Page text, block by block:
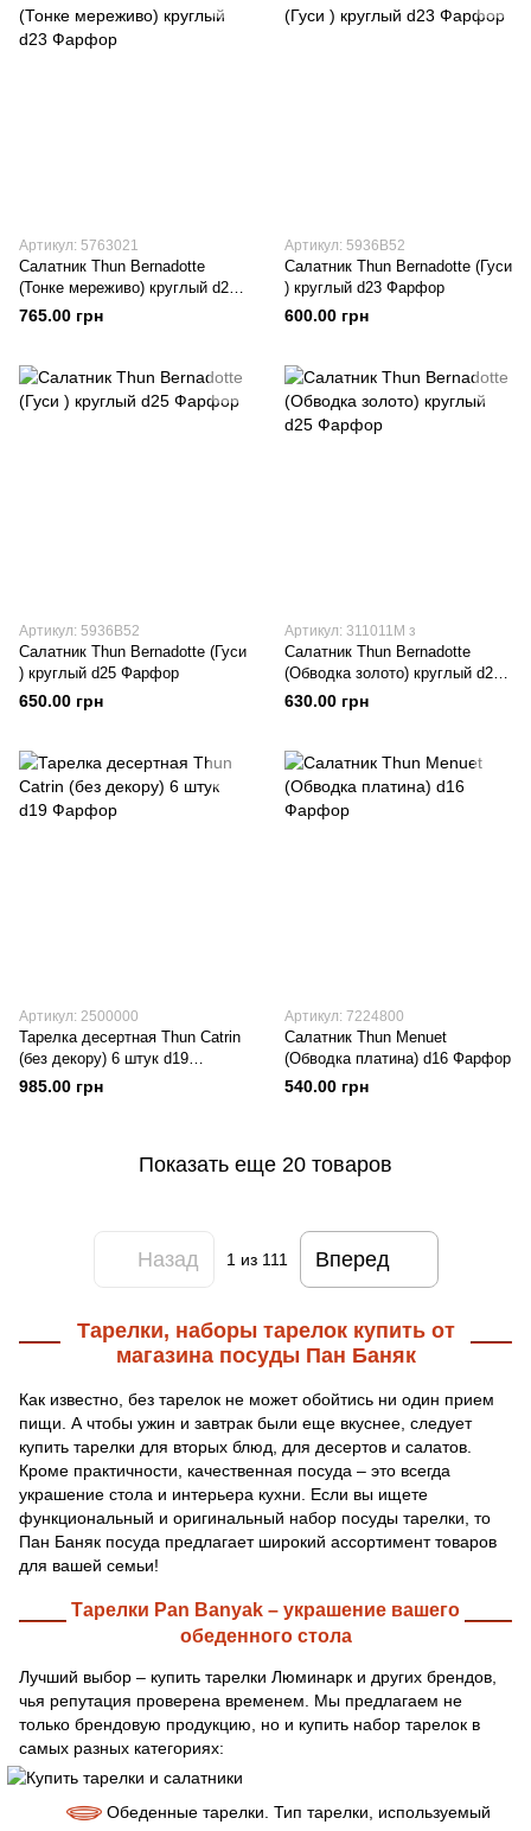
Артикул: 5763021
Салатник Thun Bernadotte
(Тонке мереживо) круглый d23
Фарфор
765.00 грн
Артикул: 5936B52
Салатник Thun Bernadotte (Гуси
) круглый d23 Фарфор
600.00 грн
Артикул: 5936B52
Салатник Thun Bernadotte (Гуси
) круглый d25 Фарфор
650.00 грн
Артикул: 311011M з
Салатник Thun Bernadotte
(Обводка золото) круглый d25
Фарфор
630.00 грн
Артикул: 2500000
Тарелка десертная Thun Catrin
(без декору) 6 штук d19
Фарфор
985.00 грн
Артикул: 7224800
Салатник Thun Menuet
(Обводка платина) d16 Фарфор
540.00 грн
Показать еще 20 товаров
Назад 1 из 111 Вперед
Тарелки, наборы тарелок купить от
магазина посуды Пан Баняк
Как известно, без тарелок не может обойтись ни один прием
пищи. А чтобы ужин и завтрак были еще вкуснее, следует
купить тарелки для вторых блюд, для десертов и салатов.
Кроме практичности, качественная посуда – это всегда
украшение стола и интерьера кухни. Если вы ищете
функциональный и оригинальный набор посуды тарелки, то
Пан Баняк посуда предлагает широкий ассортимент товаров
для вашей семьи!
Тарелки Pan Banyak – украшение вашего
обеденного стола
Лучший выбор – купить тарелки Люминарк и других брендов,
чья репутация проверена временем. Мы предлагаем не
только брендовую продукцию, но и купить набор тарелок в
самых разных категориях:
Обеденные тарелки. Тип тарелки, используемый